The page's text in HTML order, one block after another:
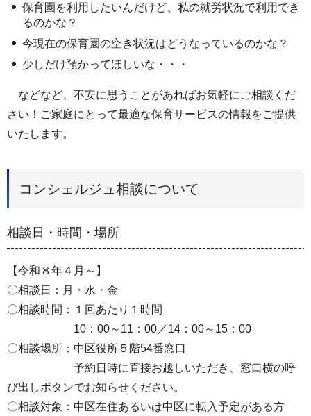
保育園を利用したいんだけど、私の就労状況で利用でき
るのかな？
今現在の保育園の空き状況はどうなっているのかな？
少しだけ預かってほしいな・・・
などなど、不安に思うことがあればお気軽にご相談くだ
さい！ご家庭にとって最適な保育サービスの情報をご提供
いたします。
コンシェルジュ相談について
相談日・時間・場所
【令和８年４月～】
〇相談日：月・水・金
〇相談時間：１回あたり１時間
10：00～11：00／14：00～15：00
〇相談場所：中区役所５階54番窓口
予約日時に直接お越しいただき、窓口横の呼
び出しボタンでお知らせください。
〇相談対象：中区在住あるいは中区に転入予定がある方